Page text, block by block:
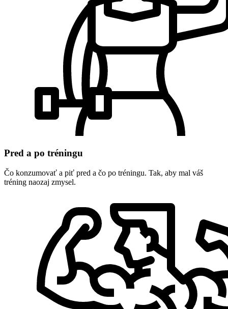
Pred a po tréningu
Čo konzumovať a piť pred a čo po tréningu. Tak, aby mal váš
tréning naozaj zmysel.